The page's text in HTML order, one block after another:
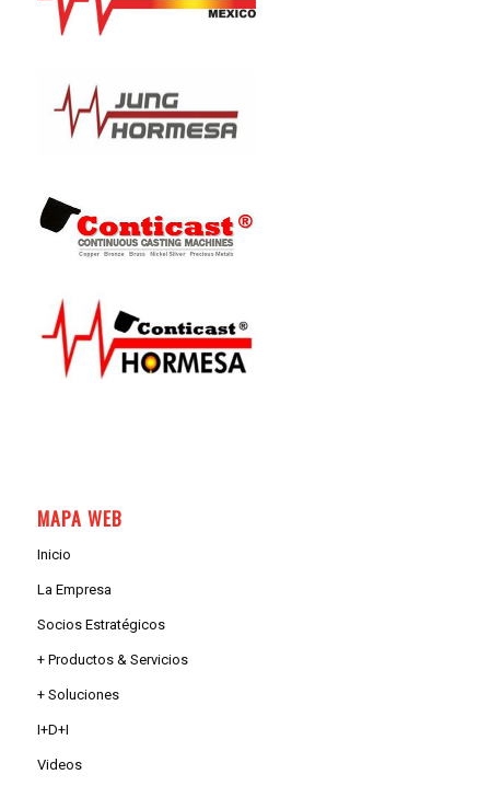
MAPA WEB
Inicio
La Empresa
Socios Estratégicos
+ Productos & Servicios
+ Soluciones
I+D+I
Videos